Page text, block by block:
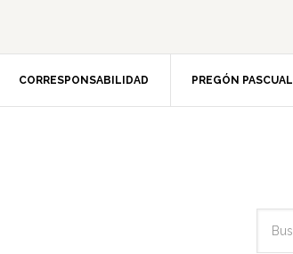
CORRESPONSABILIDAD PREGÓN PASCUAL